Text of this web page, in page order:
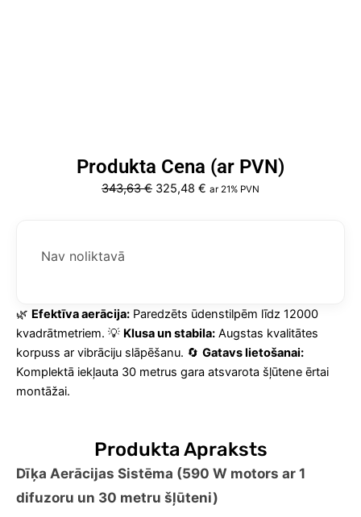
Produkta Cena (ar PVN)
343,63€ Original
325,48 € Current
ar 21% PVN
Nav noliktavā
🌿 Efektīva aerācija: Paredzēts ūdenstilpēm līdz 12000
kvadrātmetriem. 💡 Klusa un stabila: Augstas kvalitātes
korpuss ar vibrāciju slāpēšanu. 🔄 Gatavs lietošanai:
Komplektā iekļauta 30 metrus gara atsvarota šļūtene ērtai
montāžai.
Produkta Apraksts
Dīķa Aerācijas Sistēma (590 W motors ar 1
difuzoru un 30 metru šļūteni)